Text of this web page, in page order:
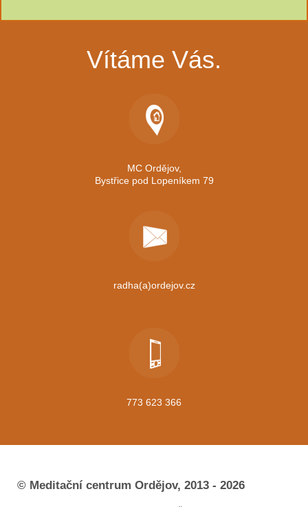
Vítáme Vás.
MC Ordějov,
Bystřice pod Lopeníkem 79
radha(a)ordejov.cz
773 623 366
© Meditační centrum Ordějov, 2013 - 2026